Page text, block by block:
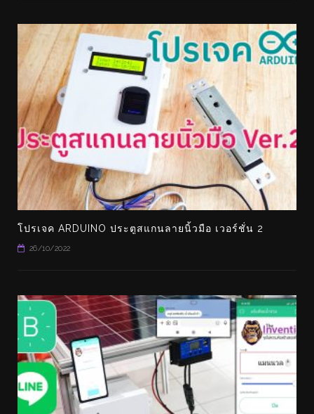
โปรเจค ARDUINO ประตูสแกนลายนิ้วมือ เวอร์ชั่น 2
26/10/2022